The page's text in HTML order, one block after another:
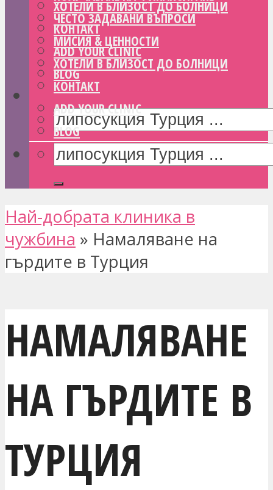
ХОТЕЛИ В БЛИЗОСТ ДО БОЛНИЦИ
КОНТАКТ
ADD YOUR CLINIC
BLOG
ЧЕСТО ЗАДАВАНИ ВЪПРОСИ
МИСИЯ & ЦЕННОСТИ
ХОТЕЛИ В БЛИЗОСТ ДО БОЛНИЦИ
КОНТАКТ
ADD YOUR CLINIC
BLOG
Най-добрата клиника в
чужбина » Намаляване на
гърдите в Турция
НАМАЛЯВАНЕ
НА ГЪРДИТЕ В
ТУРЦИЯ